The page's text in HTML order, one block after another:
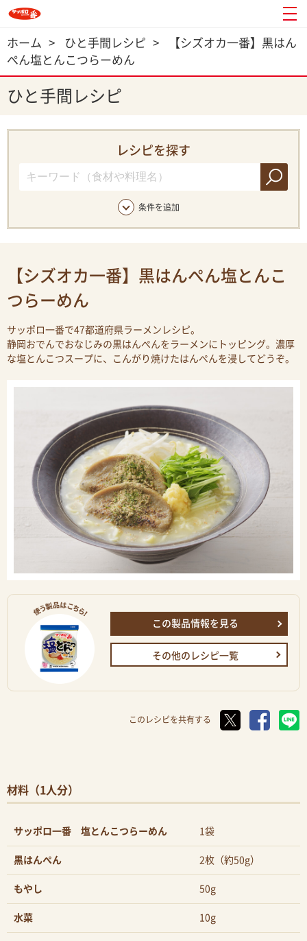
ホーム > ひと手間レシピ >
【シズオカ一番】黒はん
ぺん塩とんこつらーめん
ひと手間レシピ
レシピを探す
条件を追加
【シズオカ一番】黒はんぺん塩とんこ
つらーめん
サッポロ一番で47都道府県ラーメンレシピ。
静岡おでんでおなじみの黒はんぺんをラーメンにトッピング。濃厚
な塩とんこつスープに、こんがり焼けたはんぺんを浸してどうぞ。
この製品情報を見る
その他のレシピ一覧
このレシピを共有する
材料（1人分）
サッポロ一番 塩とんこつらーめん 1袋
黒はんぺん 2枚（約50g）
もやし 50g
水菜 10g